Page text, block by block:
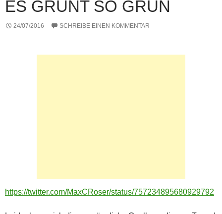
k
ES GRÜNT SO GRÜN
24/07/2016 SCHREIBE EINEN KOMMENTAR
https://twitter.com/MaxCRoser/status/757234895680929792